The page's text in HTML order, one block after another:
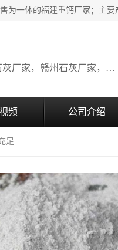
广东石灰厂家，福建石灰厂家，江西石灰厂家，赣州石灰厂家，东莞石灰厂家
频 公司介绍
足